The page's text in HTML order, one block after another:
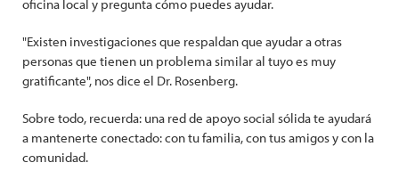
oficina local y pregunta cómo puedes ayudar.
"Existen investigaciones que respaldan que ayudar a otras
personas que tienen un problema similar al tuyo es muy
gratificante", nos dice el Dr. Rosenberg.
Sobre todo, recuerda: una red de apoyo social sólida te ayudará
a mantenerte conectado: con tu familia, con tus amigos y con la
comunidad.